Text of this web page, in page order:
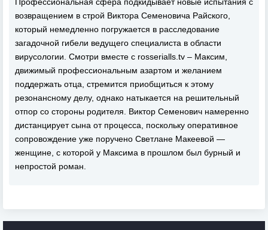
возвращением в строй Виктора Семеновича Райского,
который немедленно погружается в расследование
загадочной гибели ведущего специалиста в области
вирусологии. Смотри вместе с rosserialls.tv – Максим,
движимый профессиональным азартом и желанием
поддержать отца, стремится приобщиться к этому
резонансному делу, однако натыкается на решительный
отпор со стороны родителя. Виктор Семенович намеренно
дистанцирует сына от процесса, поскольку оперативное
сопровождение уже поручено Светлане Макеевой —
женщине, с которой у Максима в прошлом был бурный и
непростой роман.